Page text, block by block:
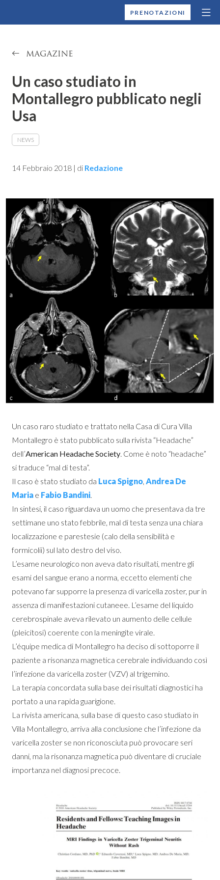
MONTALLEGROPRENOTAZIONI
MAGAZINE
Un caso studiato in
Montallegro pubblicato negli
Usa
NEWS
14 Febbraio 2018 | di Redazione
Un caso raro studiato e trattato nella Casa di Cura Villa
Montallegro è stato pubblicato sulla rivista “Headache”
dell’American Headache Society. Come è noto “headache”
si traduce “mal di testa”.
Il caso è stato studiato da Luca Spigno, Andrea De
Maria e Fabio Bandini.
In sintesi, il caso riguardava un uomo che presentava da tre
settimane uno stato febbrile, mal di testa senza una chiara
localizzazione e parestesie (calo della sensibilità e
formicolii) sul lato destro del viso.
L’esame neurologico non aveva dato risultati, mentre gli
esami del sangue erano a norma, eccetto elementi che
potevano far supporre la presenza di varicella zoster, pur in
assenza di manifestazioni cutaneee. L’esame del liquido
cerebrospinale aveva rilevato un aumento delle cellule
(pleicitosi) coerente con la meningite virale.
L’équipe medica di Montallegro ha deciso di sottoporre il
paziente a risonanza magnetica cerebrale individuando così
l’infezione da varicella zoster (VZV) al trigemino.
La terapia concordata sulla base dei risultati diagnostici ha
portato a una rapida guarigione.
La rivista americana, sulla base di questo caso studiato in
Villa Montallegro, arriva alla conclusione che l’infezione da
varicella zoster se non riconosciuta può provocare seri
danni, ma la risonanza magnetica può diventare di cruciale
importanza nel diagnosi precoce.